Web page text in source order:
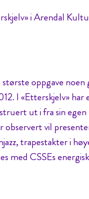
i Arendal
oppgave noen
I «Etterskjelv» har
ut i fra sin
vil
trapestakter i
med CSSEs